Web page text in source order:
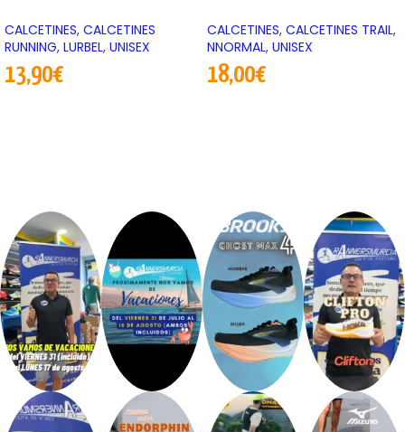
CALCETINES, CALCETINES
RUNNING, LURBEL, UNISEX
13,90€
CALCETINES, CALCETINES TRAIL,
NNORMAL, UNISEX
18,00€